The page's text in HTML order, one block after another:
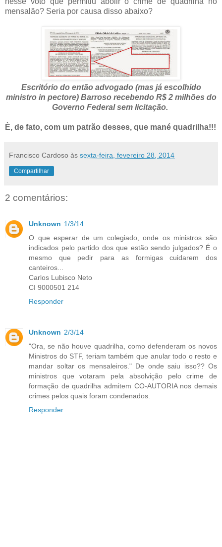
mensalão? Seria por causa disso abaixo?
Escritório do então advogado (mas já escolhido
ministro in pectore) Barroso recebendo R$ 2 milhões do
Governo Federal sem licitação.
È, de fato, com um patrão desses, que mané quadrilha!!!
Francisco Cardoso às sexta-feira, fevereiro 28, 2014
Compartilhar
2 comentários:
Unknown 1/3/14
O que esperar de um colegiado, onde os ministros são
indicados pelo partido dos que estão sendo julgados? É o
mesmo que pedir para as formigas cuidarem dos
canteiros...
Carlos Lubisco Neto
CI 9000501 214
Responder
Unknown 2/3/14
"Ora, se não houve quadrilha, como defenderam os novos
Ministros do STF, teriam também que anular todo o resto e
mandar soltar os mensaleiros." De onde saiu isso?? Os
ministros que votaram pela absolvição pelo crime de
formação de quadrilha admitem CO-AUTORIA nos demais
crimes pelos quais foram condenados.
Responder